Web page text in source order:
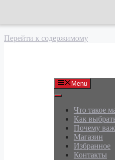
Перейти к содержимому
Menu
Что такое
Как
Почему
Магазин
Избранное
Контакты